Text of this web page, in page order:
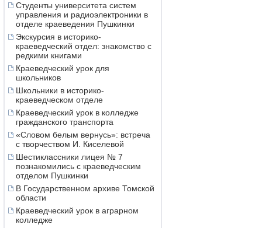
Студенты университета систем
управления и радиоэлектроники в
отделе краеведения Пушкинки
Экскурсия в историко-
краеведческий отдел: знакомство с
редкими книгами
Краеведческий урок для
школьников
Школьники в историко-
краеведческом отделе
Краеведческий урок в колледже
гражданского транспорта
«Словом белым вернусь»: встреча
с творчеством И. Киселевой
Шестиклассники лицея № 7
познакомились с краеведческим
отделом Пушкинки
В Государственном архиве Томской
области
Краеведческий урок в аграрном
колледже